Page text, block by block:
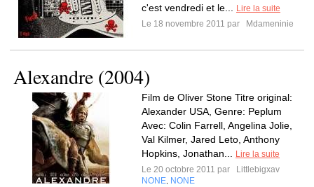
c'est vendredi et le...
Lire la suite
Le 18 novembre 2011 par
Mdameninie
Alexandre (2004)
Film de Oliver Stone Titre original:
Alexander USA, Genre: Peplum
Avec: Colin Farrell, Angelina Jolie,
Val Kilmer, Jared Leto, Anthony
Hopkins, Jonathan...
Lire la suite
Le 20 octobre 2011 par
Littlebigxav
NONE NONE